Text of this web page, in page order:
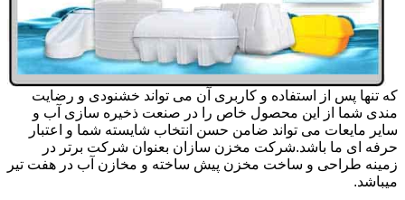
که تنها پس از استفاده و کاربری آن می تواند خشنودی و رضایت
مندی شما از این محصول خاص را در صنعت ذخیره سازی آب و
سایر مایعات می تواند ضامن حسن انتخاب شایسته شما و اعتبار
حرفه ای ما باشد.شرکت مخزن سازان بعنوان شرکت برتر در
زمینه طراحی و ساخت مخزن پیش ساخته و مخازن آب در هفت تیر
میباشد.